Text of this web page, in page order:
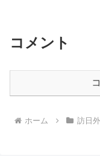
コメント
ホーム 訪日